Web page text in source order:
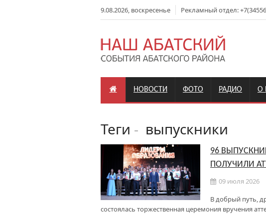
9.08.2026, воскресенье Рекламный отдел:
НОВОСТИ ФОТО РАДИО О
Теги - выпускники
96
ПОЛУЧИЛИ
09 июля 2026
В добрый путь,
состоялась торжественная церемония вручения